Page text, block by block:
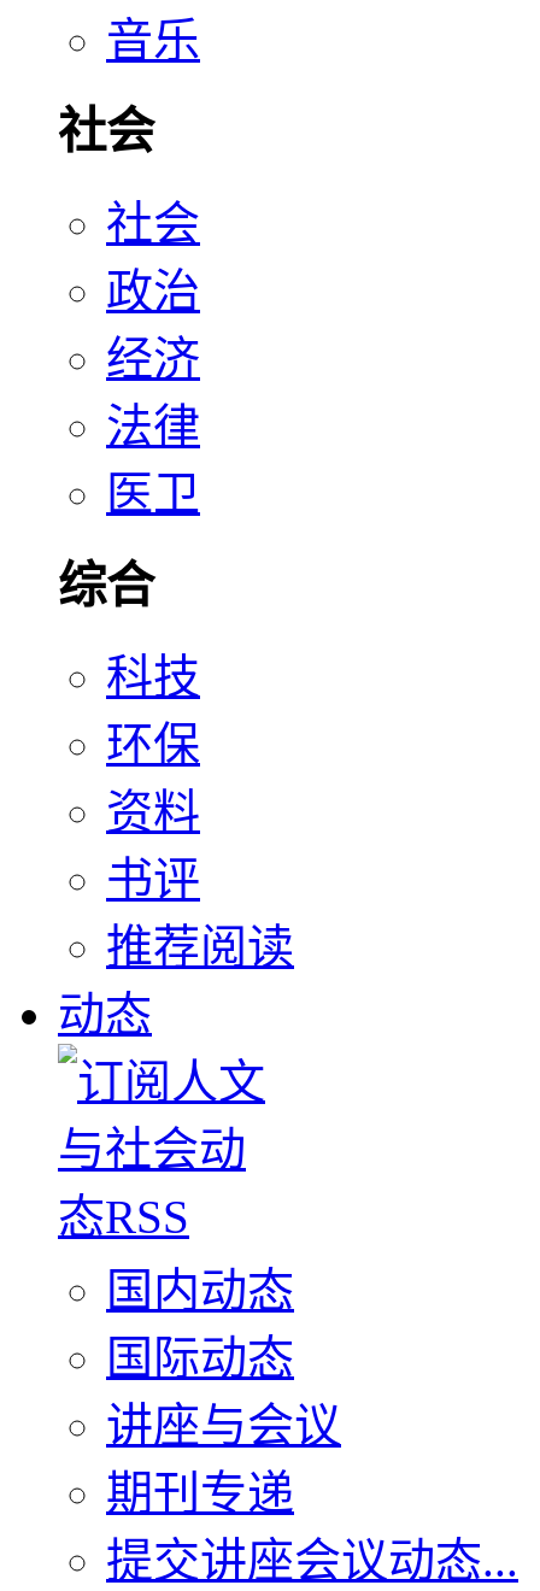
音乐
社会
社会
政治
经济
法律
医卫
综合
科技
环保
资料
书评
推荐阅读
动态
国内动态
国际动态
讲座与会议
期刊专递
提交讲座会议动态...